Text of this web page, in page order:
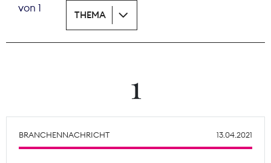
Theodor-Wolff-Preis
von 1
THEMA
1
BRANCHENNACHRICHT 13.04.2021